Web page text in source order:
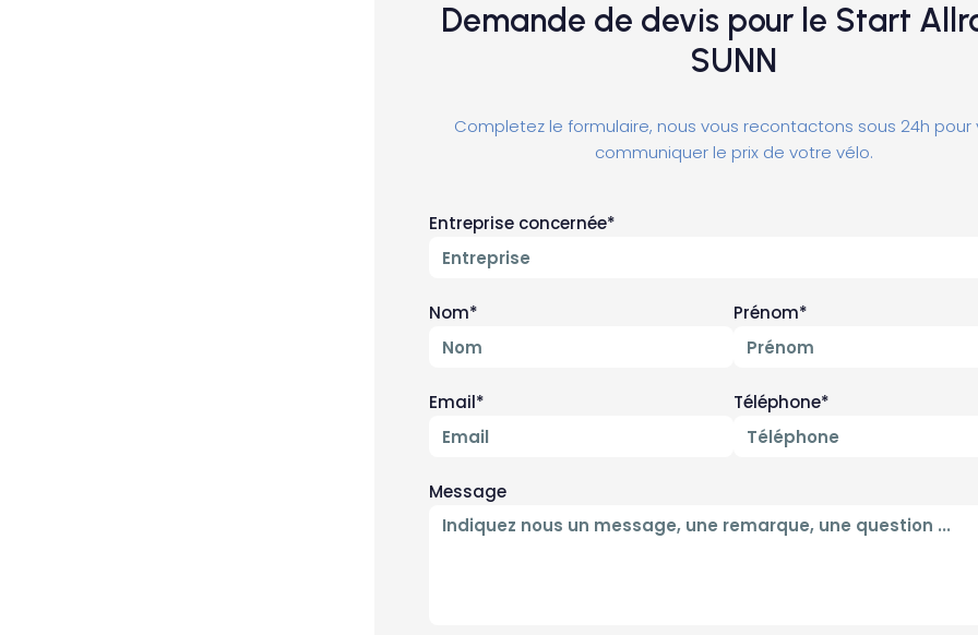
Demande de devis pour le Start
SUNN
Completez le formulaire, nous vous recontactons sous 24h pour
communiquer le prix de votre vélo.
Entreprise concernée*
Nom* Prénom*
Email* Téléphone*
Message